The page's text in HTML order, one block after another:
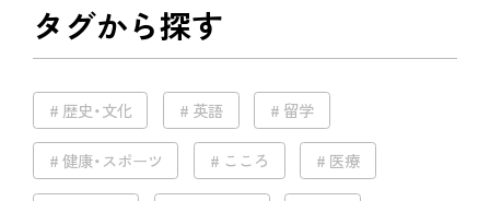
タグから探す
歴史・文化 英語 留学
健康・スポーツ こころ 医療